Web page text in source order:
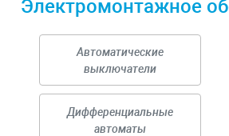
Электромонтажное
Автоматические
выключатели
Дифференциальные
автоматы